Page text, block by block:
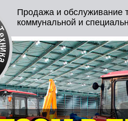
Продажа и обслуживание
коммунальной и